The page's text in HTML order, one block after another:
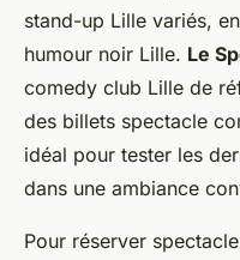
stand-up Lille variés,
humour noir Lille. Le
comedy club Lille de
des billets spectacle
idéal pour tester les
dans une ambiance
Pour réserver